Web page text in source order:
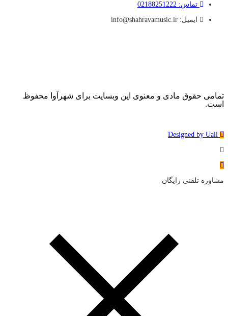
تماس: 02188251222
ایمیل: info@shahravamusic.ir
تمامی حقوق مادی و معنوی این وبسایت برای شهرآوا محفوظ
است.
Designed by Uall
مشاوره تلفنی رایگان